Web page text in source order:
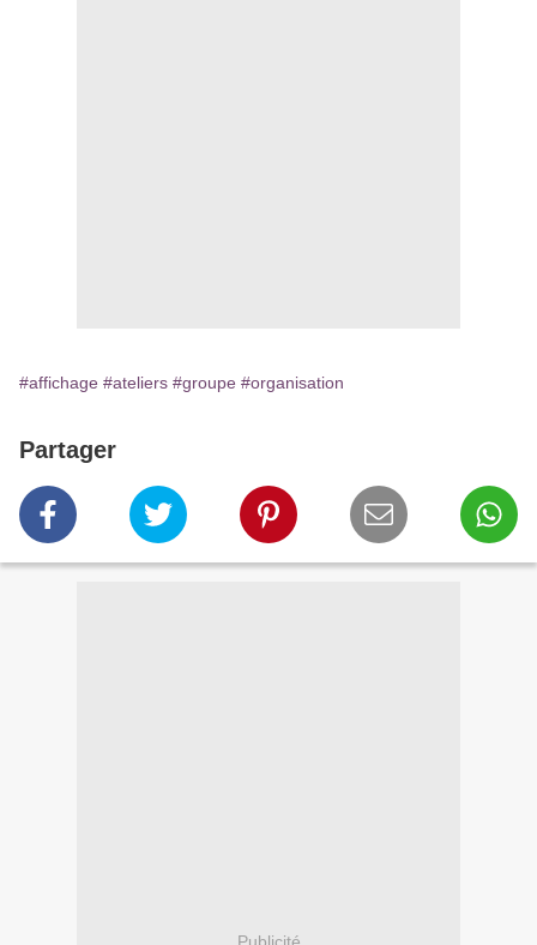
#affichage #ateliers #groupe #organisation
Partager
Publicité